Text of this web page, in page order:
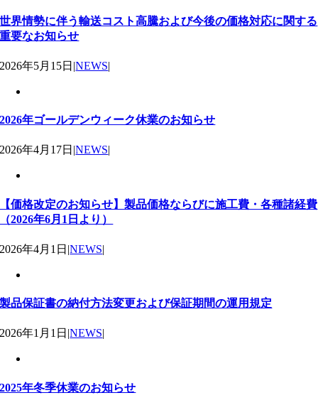
世界情勢に伴う輸送コスト高騰および今後の価格対応に関する
重要なお知らせ
2026年5月15日 |NEWS|
2026年ゴールデンウィーク休業のお知らせ
2026年4月17日 |NEWS|
【価格改定のお知らせ】製品価格ならびに施工費・各種諸経費
（2026年6月1日より）
2026年4月1日 |NEWS|
製品保証書の納付方法変更および保証期間の運用規定
2026年1月1日 |NEWS|
2025年冬季休業のお知らせ